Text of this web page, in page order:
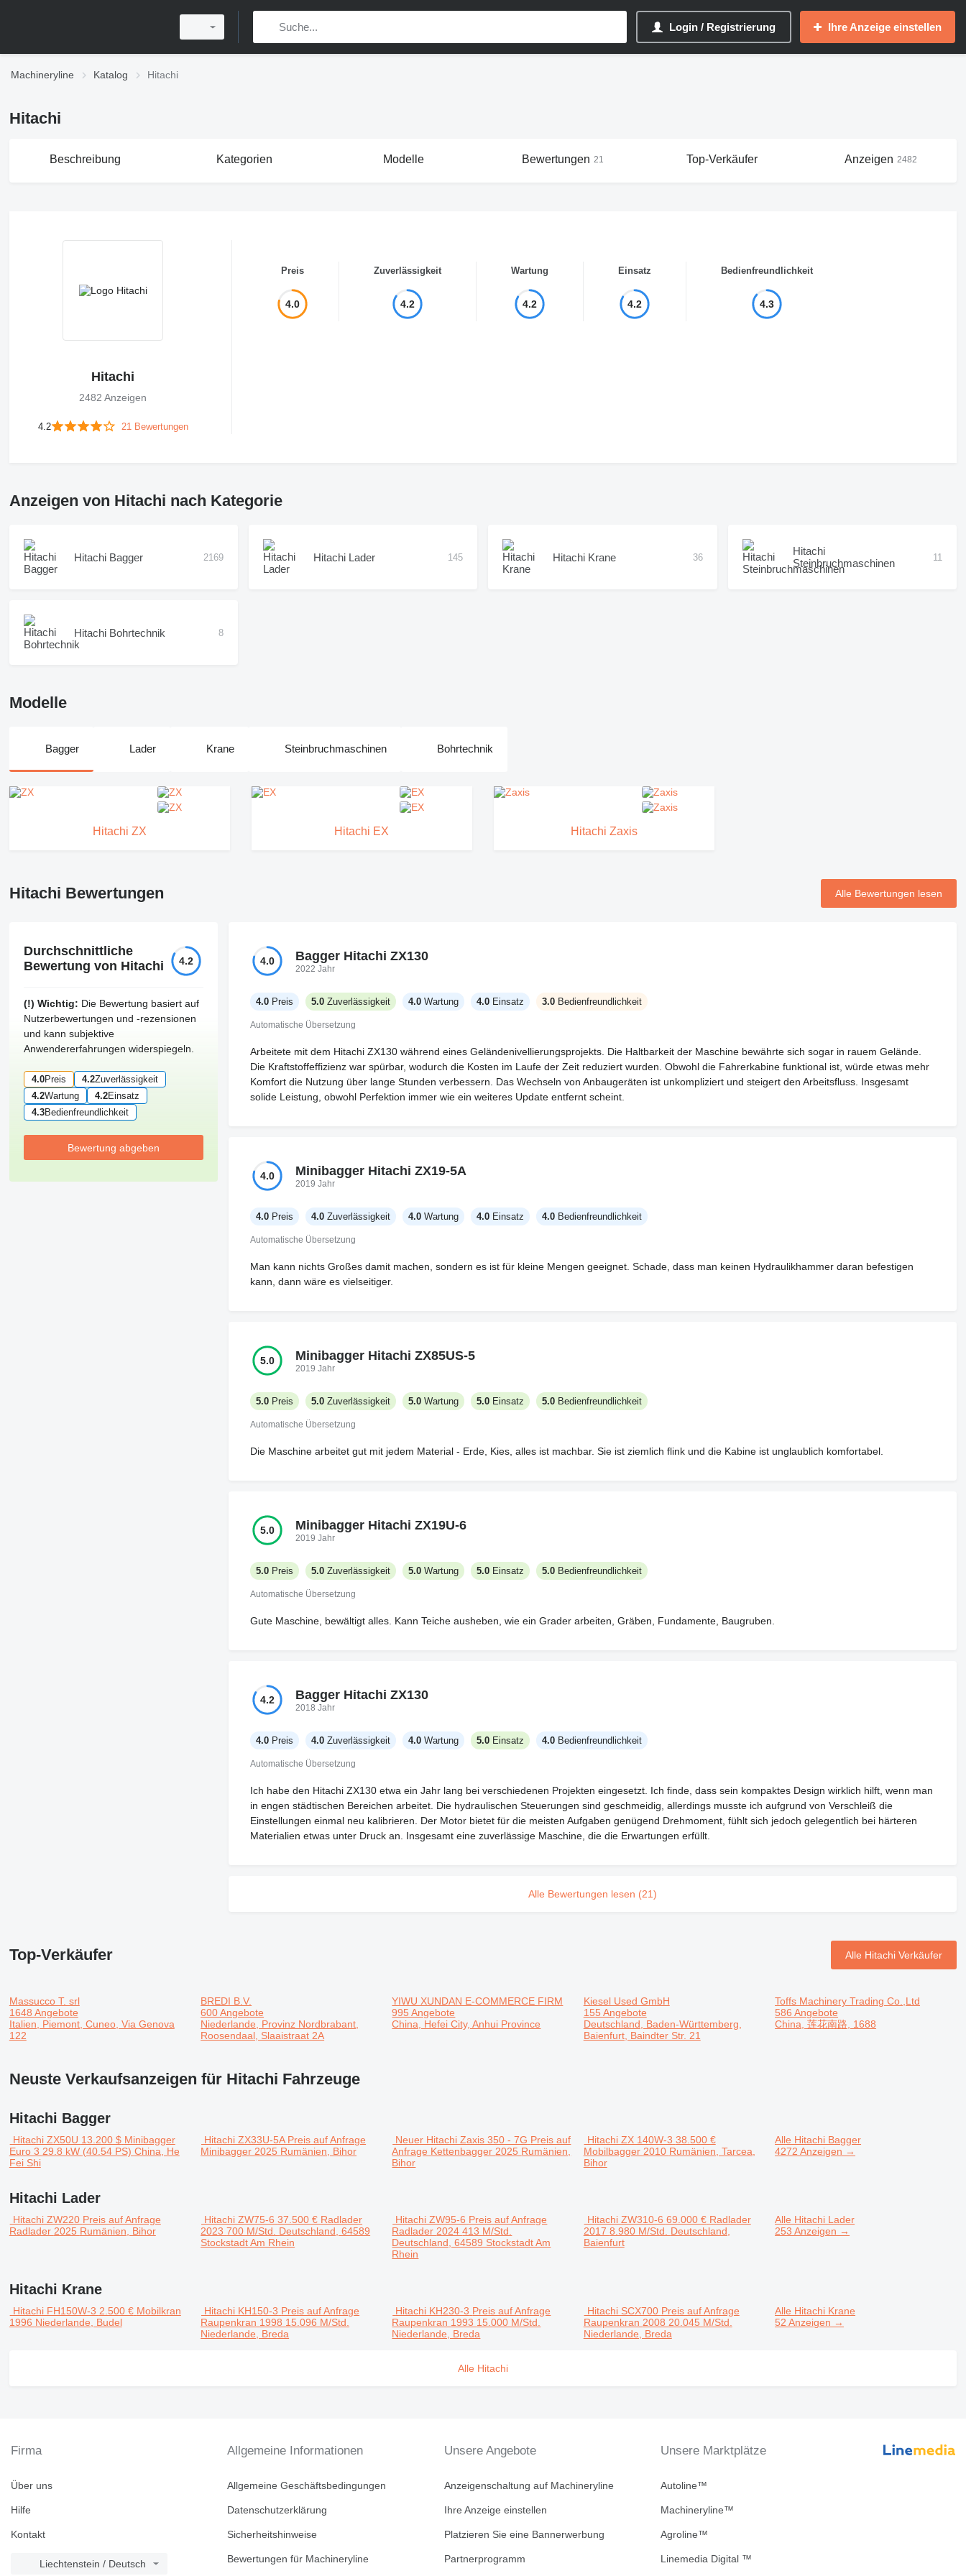
Login / Registrierung Ihre Anzeige einstellen
Machineryline Katalog Hitachi
Hitachi
Beschreibung Kategorien Modelle Bewertungen 21 Top-Verkäufer Anzeigen 2482
Hitachi
2482 Anzeigen
4.2 21 Bewertungen
4.0
Preis
4.2
Zuverlässigkeit
4.2
Wartung
4.2
Einsatz
4.3
Bedienfreundlichkeit
Anzeigen von Hitachi nach Kategorie
Hitachi Bagger 2169 Hitachi Lader 145 Hitachi Krane 36
Hitachi
Steinbruchmaschinen
11
Hitachi Bohrtechnik 8
Modelle
Bagger Lader Krane Steinbruchmaschinen Bohrtechnik
Hitachi ZX Hitachi EX Hitachi Zaxis
Hitachi Bewertungen Alle Bewertungen lesen
Durchschnittliche
Bewertung von Hitachi
4.2
(!) Wichtig: Die Bewertung basiert auf
Nutzerbewertungen und -rezensionen
und kann subjektive
Anwendererfahrungen widerspiegeln.
4.0Preis 4.2Zuverlässigkeit
4.2Wartung 4.2Einsatz
4.3Bedienfreundlichkeit
Bewertung abgeben
4.0 Bagger Hitachi ZX130
2022 Jahr
4.0 Preis 5.0 Zuverlässigkeit 4.0 Wartung 4.0 Einsatz 3.0 Bedienfreundlichkeit
Automatische Übersetzung
Arbeitete mit dem Hitachi ZX130 während eines Geländenivellierungsprojekts. Die Haltbarkeit der Maschine bewährte sich sogar in rauem Gelände.
Die Kraftstoffeffizienz war spürbar, wodurch die Kosten im Laufe der Zeit reduziert wurden. Obwohl die Fahrerkabine funktional ist, würde etwas mehr
Komfort die Nutzung über lange Stunden verbessern. Das Wechseln von Anbaugeräten ist unkompliziert und steigert den Arbeitsfluss. Insgesamt
solide Leistung, obwohl Perfektion immer wie ein weiteres Update entfernt scheint.
4.0 Minibagger Hitachi ZX19-5A
2019 Jahr
4.0 Preis 4.0 Zuverlässigkeit 4.0 Wartung 4.0 Einsatz 4.0 Bedienfreundlichkeit
Automatische Übersetzung
Man kann nichts Großes damit machen, sondern es ist für kleine Mengen geeignet. Schade, dass man keinen Hydraulikhammer daran befestigen
kann, dann wäre es vielseitiger.
5.0 Minibagger Hitachi ZX85US-5
2019 Jahr
5.0 Preis 5.0 Zuverlässigkeit 5.0 Wartung 5.0 Einsatz 5.0 Bedienfreundlichkeit
Automatische Übersetzung
Die Maschine arbeitet gut mit jedem Material - Erde, Kies, alles ist machbar. Sie ist ziemlich flink und die Kabine ist unglaublich komfortabel.
5.0 Minibagger Hitachi ZX19U-6
2019 Jahr
5.0 Preis 5.0 Zuverlässigkeit 5.0 Wartung 5.0 Einsatz 5.0 Bedienfreundlichkeit
Automatische Übersetzung
Gute Maschine, bewältigt alles. Kann Teiche ausheben, wie ein Grader arbeiten, Gräben, Fundamente, Baugruben.
4.2 Bagger Hitachi ZX130
2018 Jahr
4.0 Preis 4.0 Zuverlässigkeit 4.0 Wartung 5.0 Einsatz 4.0 Bedienfreundlichkeit
Automatische Übersetzung
Ich habe den Hitachi ZX130 etwa ein Jahr lang bei verschiedenen Projekten eingesetzt. Ich finde, dass sein kompaktes Design wirklich hilft, wenn man
in engen städtischen Bereichen arbeitet. Die hydraulischen Steuerungen sind geschmeidig, allerdings musste ich aufgrund von Verschleiß die
Einstellungen einmal neu kalibrieren. Der Motor bietet für die meisten Aufgaben genügend Drehmoment, fühlt sich jedoch gelegentlich bei härteren
Materialien etwas unter Druck an. Insgesamt eine zuverlässige Maschine, die die Erwartungen erfüllt.
Alle Bewertungen lesen (21)
Top-Verkäufer Alle Hitachi Verkäufer
Massucco T. srl
1648 Angebote
Italien, Piemont, Cuneo, Via Genova
122
BREDI B.V.
600 Angebote
Niederlande, Provinz Nordbrabant,
Roosendaal, Slaaistraat 2A
YIWU XUNDAN E-COMMERCE FIRM
995 Angebote
China, Hefei City, Anhui Province
Kiesel Used GmbH
155 Angebote
Deutschland, Baden-Württemberg,
Baienfurt, Baindter Str. 21
Toffs Machinery Trading Co.,Ltd
586 Angebote
China, 莲花南路, 1688
Neuste Verkaufsanzeigen für Hitachi Fahrzeuge
Hitachi Bagger
Hitachi ZX50U 13.200 $ Minibagger
Euro 3 29.8 kW (40.54 PS) China, He
Fei Shi
Hitachi ZX33U-5A Preis auf Anfrage
Minibagger 2025 Rumänien, Bihor
Neuer Hitachi Zaxis 350 - 7G Preis auf
Anfrage Kettenbagger 2025 Rumänien,
Bihor
Hitachi ZX 140W-3 38.500 €
Mobilbagger 2010 Rumänien, Tarcea,
Bihor
Alle Hitachi Bagger
4272 Anzeigen →
Hitachi Lader
Hitachi ZW220 Preis auf Anfrage
Radlader 2025 Rumänien, Bihor
Hitachi ZW75-6 37.500 € Radlader
2023700 M/Std. Deutschland, 64589
Stockstadt Am Rhein
Hitachi ZW95-6 Preis auf Anfrage
Radlader 2024413 M/Std.
Deutschland, 64589 Stockstadt Am
Rhein
Hitachi ZW310-6 69.000 € Radlader
2017 8.980 M/Std. Deutschland,
Baienfurt
Alle Hitachi Lader
253 Anzeigen →
Hitachi Krane
Hitachi FH150W-3 2.500 € Mobilkran
1996 Niederlande, Budel
Hitachi KH150-3 Preis auf Anfrage
Raupenkran 1998 15.096 M/Std.
Niederlande, Breda
Hitachi KH230-3 Preis auf Anfrage
Raupenkran 1993 15.000 M/Std.
Niederlande, Breda
Hitachi SCX700 Preis auf Anfrage
Raupenkran 2008 20.045 M/Std.
Niederlande, Breda
Alle Hitachi Krane
52 Anzeigen →
Alle Hitachi
Firma
Über uns
Hilfe
Kontakt
Liechtenstein / Deutsch
Allgemeine Informationen
Allgemeine Geschäftsbedingungen
Datenschutzerklärung
Sicherheitshinweise
Bewertungen für Machineryline
Unsere Angebote
Anzeigenschaltung auf Machineryline
Ihre Anzeige einstellen
Platzieren Sie eine Bannerwerbung
Partnerprogramm
Unsere Marktplätze
Autoline™
Machineryline™
Agroline™
Linemedia Digital ™